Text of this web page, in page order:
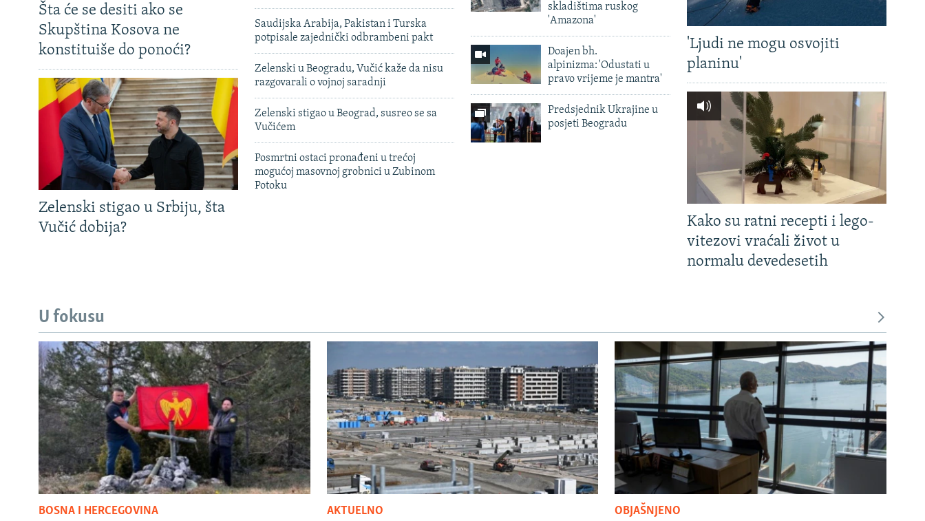
Šta će se desiti ako se
Skupština Kosova ne
konstituiše do ponoći?
Zelenski stigao u Srbiju, šta
Vučić dobija?
Saudijska Arabija, Pakistan i Turska
potpisale zajednički odbrambeni pakt
Zelenski u Beogradu, Vučić kaže da nisu
razgovarali o vojnoj saradnji
Zelenski stigao u Beograd, susreo se sa
Vučićem
Posmrtni ostaci pronađeni u trećoj
mogućoj masovnoj grobnici u Zubinom
Potoku
skladištima ruskog
'Amazona'
Doajen bh.
alpinizma: 'Odustati u
pravo vrijeme je mantra'
Predsjednik Ukrajine u
posjeti Beogradu
'Ljudi ne mogu osvojiti
planinu'
Kako su ratni recepti i lego-
vitezovi vraćali život u
normalu devedesetih
U fokusu
BOSNA I HERCEGOVINA AKTUELNO OBJAŠNJENO